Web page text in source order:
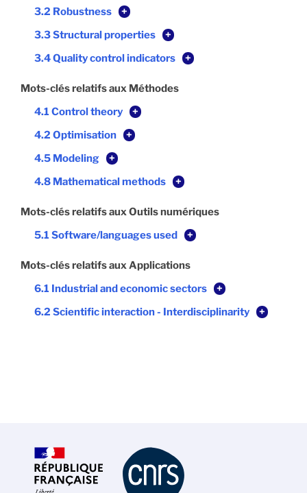
3.2 Robustness
+
3.3 Structural properties
+
3.4 Quality control indicators
+
Mots-clés relatifs aux Méthodes
4.1 Control theory
+
4.2 Optimisation
+
4.5 Modeling
+
4.8 Mathematical methods
+
Mots-clés relatifs aux Outils numériques
5.1 Software/languages used
+
Mots-clés relatifs aux Applications
6.1 Industrial and economic sectors
+
6.2 Scientific interaction - Interdisciplinarity
+